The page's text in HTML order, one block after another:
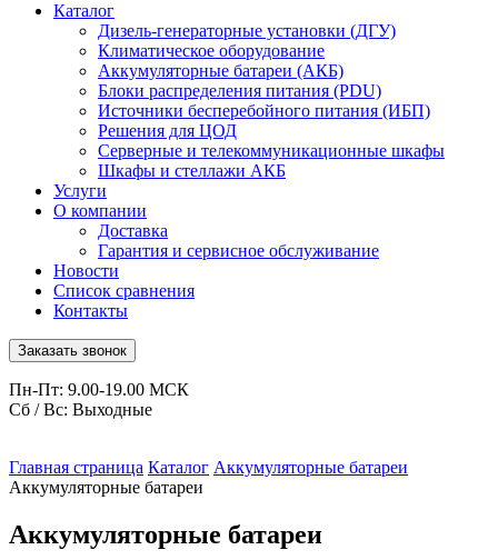
Каталог
Дизель-генераторные установки (ДГУ)
Климатическое оборудование
Аккумуляторные батареи (АКБ)
Блоки распределения питания (PDU)
Источники бесперебойного питания (ИБП)
Решения для ЦОД
Серверные и телекоммуникационные шкафы
Шкафы и стеллажи АКБ
Услуги
О компании
Доставка
Гарантия и сервисное обслуживание
Новости
Список сравнения
Контакты
Заказать звонок
Пн-Пт: 9.00-19.00 МСК
Сб / Вс: Выходные
Главная страница Каталог Аккумуляторные батареи
Аккумуляторные батареи
Аккумуляторные батареи